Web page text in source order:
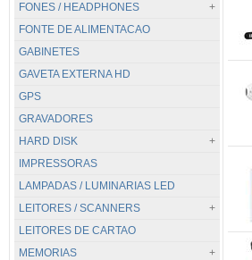
MOTOROLA
PHILIPS
REALME
SAMSUNG
XIAOMI
ESTABILIZADORES
EXTENSAO
FILTRO DE LINHA
NOBREAK
FONES / HEADPHONES
TODOS...
.FONES GERAIS
CORSAIR
HYPER-X
JBL
LOGITECH
RAZER
REDRAGON
SATELLITE
STEELSERIES
XIAOMI
FONTE DE ALIMENTACAO
GABINETES
GAVETA EXTERNA HD
GPS
GRAVADORES
HARD DISK
TODOS...
EXTERNA
NOTEBOOK
PC / MONITORAMENTO
PC / MONITORAMENTO PULL
IMPRESSORAS
LAMPADAS / LUMINARIAS LED
LEITORES / SCANNERS
TODOS...
BIOMETRICO
LEITORES DE CARTAO
MEMORIAS